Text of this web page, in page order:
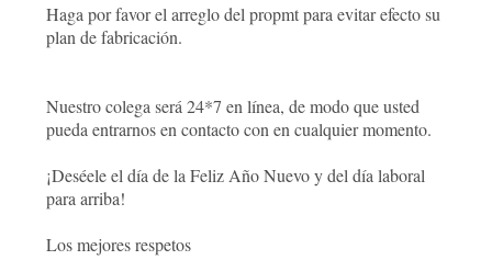
NOTICIAS
PIDA
UNA
CITA
MAPA
Haga por favor el arreglo del propmt para evitar efecto su
plan de fabricación.
Nuestro colega será 24*7 en línea, de modo que usted
pueda entrarnos en contacto con en cualquier momento.
¡Deséele el día de la Feliz Año Nuevo y del día laboral
para arriba!
Los mejores respetos